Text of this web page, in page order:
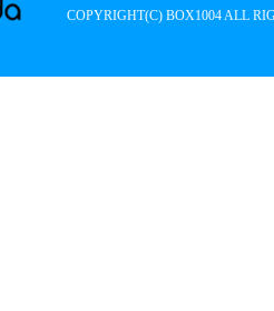
COPYRIGHT(C) BOX1004 ALL